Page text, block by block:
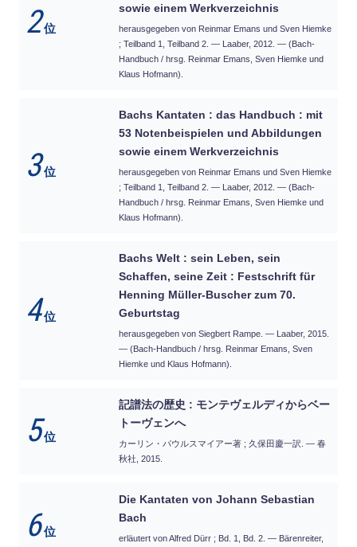
2位
sowie einem Werkverzeichnis
herausgegeben von Reinmar Emans und Sven Hiemke
; Teilband 1, Teilband 2. — Laaber, 2012. — (Bach-
Handbuch / hrsg. Reinmar Emans, Sven Hiemke und
Klaus Hofmann).
3位
Bachs Kantaten : das Handbuch : mit
53 Notenbeispielen und Abbildungen
sowie einem Werkverzeichnis
herausgegeben von Reinmar Emans und Sven Hiemke
; Teilband 1, Teilband 2. — Laaber, 2012. — (Bach-
Handbuch / hrsg. Reinmar Emans, Sven Hiemke und
Klaus Hofmann).
4位
Bachs Welt : sein Leben, sein
Schaffen, seine Zeit : Festschrift für
Henning Müller-Buscher zum 70.
Geburtstag
herausgegeben von Siegbert Rampe. — Laaber, 2015.
— (Bach-Handbuch / hrsg. Reinmar Emans, Sven
Hiemke und Klaus Hofmann).
5位
記譜法の歴史 : モンテヴェルディからベー
トーヴェンへ
カーリン・パウルスマイアー著 ; 久保田慶一訳. — 春
秋社, 2015.
6位
Die Kantaten von Johann Sebastian
Bach
erläutert von Alfred Dürr ; Bd. 1, Bd. 2. — Bärenreiter,